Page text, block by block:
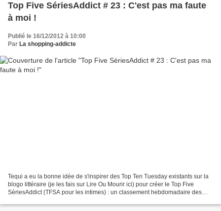
Top Five SériesAddict # 23 : C'est pas ma faute
à moi !
Publié le 16/12/2012 à 10:00
Par La shopping-addicte
Tequi a eu la bonne idée de s'inspirer des Top Ten Tuesday existants sur la
blogo littéraire (je les fais sur Lire Ou Mourir ici) pour créer le Top Five
SériesAddict (TFSA pour les intimes) : un classement hebdomadaire des